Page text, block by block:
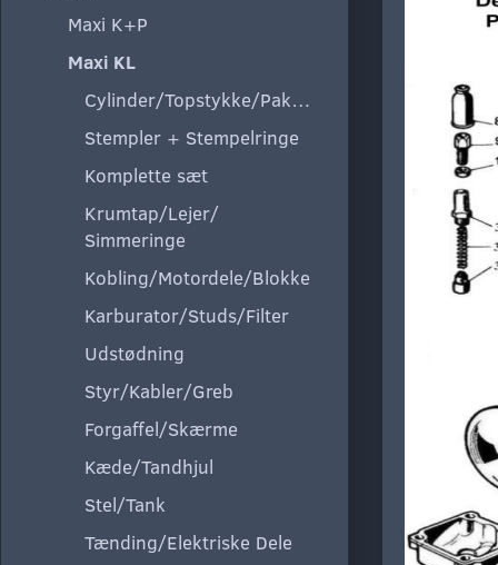
Maxi K+P
Maxi KL
Cylinder/Topstykke/Pakning
Stempler + Stempelringe
Komplette sæt
Krumtap/Lejer/
Simmeringe
Kobling/Motordele/Blokke
Karburator/Studs/Filter
Udstødning
Styr/Kabler/Greb
Forgaffel/Skærme
Kæde/Tandhjul
Stel/Tank
Tænding/Elektriske Dele